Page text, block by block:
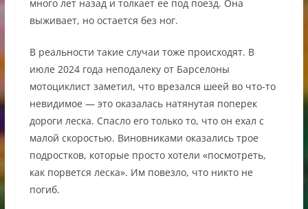
много лет назад и толкает ее под поезд. Она
выживает, но остается без ног.
В реальности такие случаи тоже происходят. В
июле 2024 года неподалеку от Барселоны
мотоциклист заметил, что врезался шеей во что-то
невидимое — это оказалась натянутая поперек
дороги леска. Спасло его только то, что он ехал с
малой скоростью. Виновниками оказались трое
подростков, которые просто хотели «посмотреть,
как порвется леска». Им повезло, что никто не
погиб.